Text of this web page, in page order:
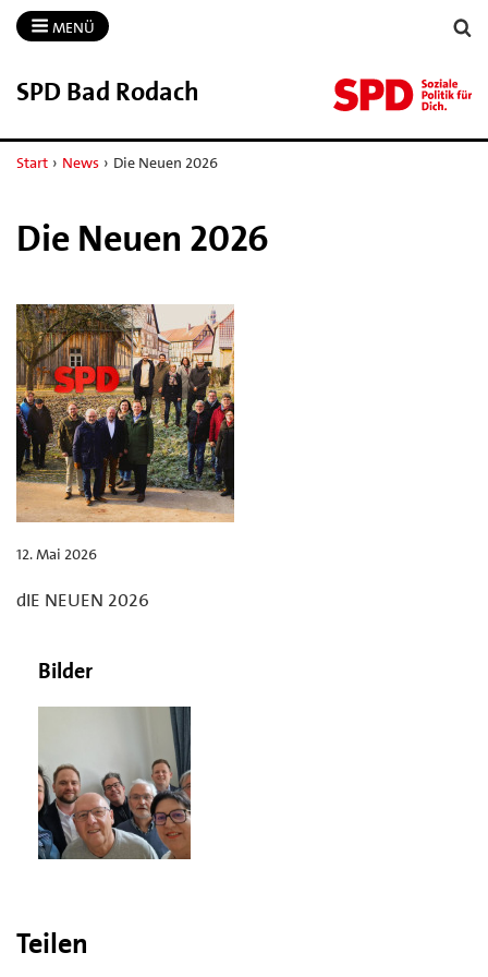
MENÜ
SPD Bad Rodach
Start › News › Die Neuen 2026
Die Neuen 2026
12. Mai 2026
dIE NEUEN 2026
Bilder
Teilen